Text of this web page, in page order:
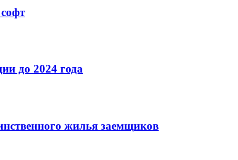
до 2024 года
жилья заемщиков